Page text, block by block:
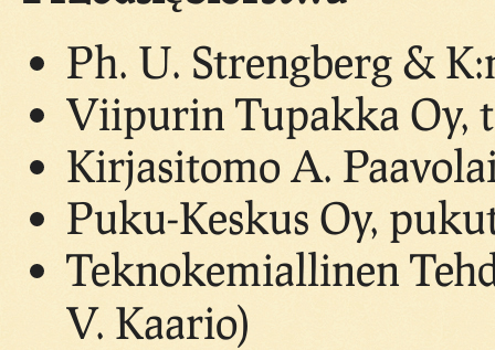
Ph. U. Strengberg &
Viipurin Tupakka Oy,
Kirjasitomo A.
Puku-Keskus Oy,
Teknokemiallinen
V. Kaario)